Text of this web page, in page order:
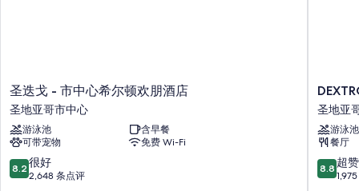
更多客房便利设施/服务还包括：
垃圾回收和LED 灯泡
浴室配备名牌洗护用品和淋浴/浴缸组合
32-英寸高清电视，带收费电视频道
圣
迭
戈
-
市
中
心
圣迭戈 - 市中心希尔顿欢朋酒店
圣地亚哥市中心
游泳池
含早餐
可带宠物
免费 Wi-Fi
8.2
分，
8.2 很好
2,648 条点评
小
意
大
利，
BW
Premier
圣地亚
游泳池
餐厅
8.8
分，
8.8 超赞